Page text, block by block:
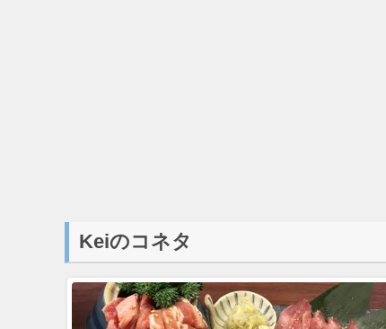
Keiのコネタ